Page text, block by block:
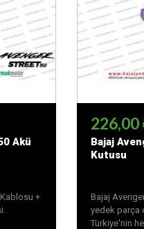
Akü
+
226,00
Bajaj
Kutusu
Bajaj
yedek parça
Türkiye'nin